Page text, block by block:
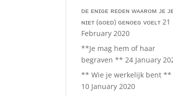
ᴅᴇ ᴇɴɪɢᴇ ʀᴇᴅᴇɴ ᴡᴀᴀʀᴏᴍ ᴊᴇ
ɴɪᴇᴛ (ɢᴏᴇᴅ) ɢᴇɴᴏᴇɢ ᴠᴏᴇʟᴛ 21
February 2020
**Je mag hem of haar
begraven ** 24 January
** Wie je werkelijk bent **
10 January 2020